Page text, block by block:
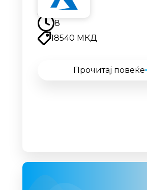
Наскоро
8
18540 МКД
Прочитај повеќе